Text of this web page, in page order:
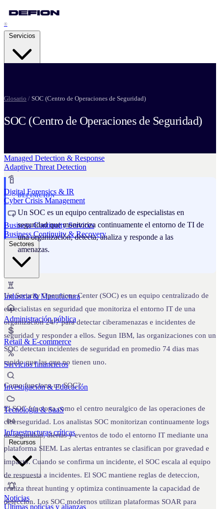
®
Strategic Resilience
Pentesting Services
Managed Detection & Response
Adaptive Threat Detection
Digital Forensics & IR
Cyber Crisis Management
Business Continuity Services
Business Continuity & Recovery
Industria & Manufactura
Administración pública
Retail & E-commerce
Servicios financieros
Investigación & Educación
Tecnología & SaaS
Infraestructuras críticas
Noticias
Últimas noticias y alianzas
Glosario / SOC (Centro de Operaciones de Seguridad)
SOC (Centro de Operaciones de Seguridad)
DEFINICION
Un SOC es un equipo centralizado de especialistas en
seguridad que monitoriza continuamente el entorno de TI de
una organización, detecta, analiza y responde a las
amenazas.
Un Security Operations Center (SOC) es un equipo centralizado de
especialistas en seguridad que monitoriza el entorno IT de una
organizacion 24/7 para detectar ciberamenazas e incidentes de
seguridad y responder a ellos. Segun IBM, las organizaciones con un
SOC detectan incidentes de seguridad en promedio 74 dias mas
rapido que las que no tienen uno.
Como funciona un SOC?
El SOC funciona como el centro neuralgico de las operaciones de
ciberseguridad. Los analistas SOC monitorizan continuamente logs
de seguridad, alertas y eventos de todo el entorno IT mediante una
plataforma SIEM. Las alertas entrantes se clasifican por gravedad e
impacto. Cuando se confirma un incidente, el SOC escala al equipo
de respuesta a incidentes. El SOC mantiene reglas de deteccion,
realiza threat hunting y optimiza continuamente la capacidad de
deteccion. Los SOC modernos utilizan plataformas SOAR para